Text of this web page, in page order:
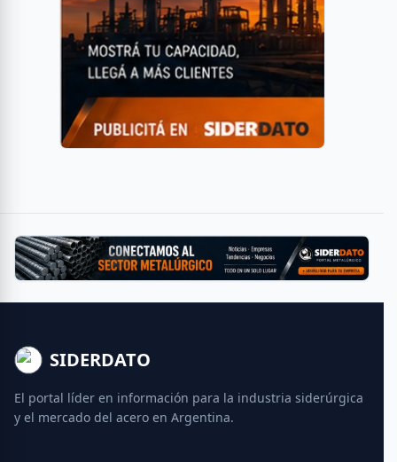
SIDERDATO
El portal líder en información para la industria siderúrgica
y el mercado del acero en Argentina.